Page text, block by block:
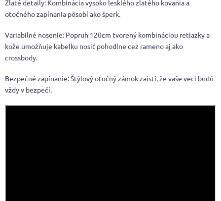
Zlaté detaily: Kombinácia vysoko lesklého zlatého kovania a
otočného zapínania pôsobí ako šperk.
Variabilné nosenie: Popruh 120cm tvorený kombináciou retiazky a
kože umožňuje kabelku nosiť pohodlne cez rameno aj ako
crossbody.
Bezpečné zapínanie: Štýlový otočný zámok zaistí, že vaše veci budú
vždy v bezpečí.